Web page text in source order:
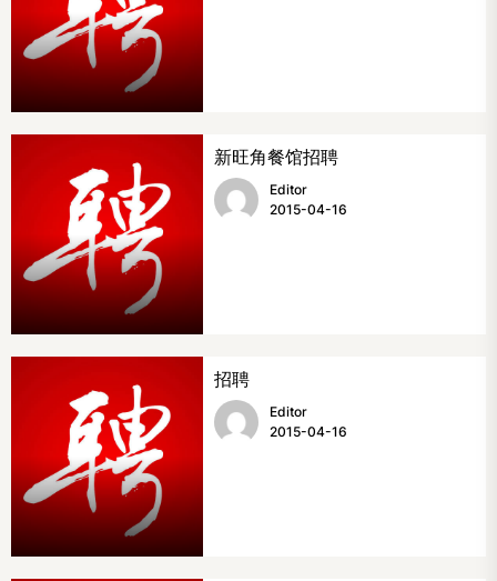
新旺角餐馆招聘
Editor
2015-04-16
招聘
Editor
2015-04-16